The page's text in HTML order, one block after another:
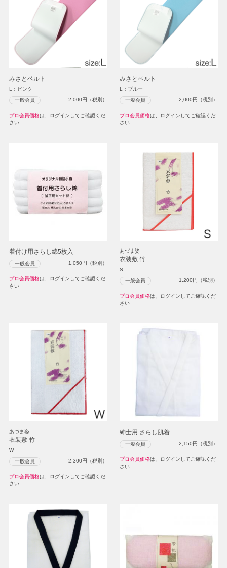
みさとベルト
L：ピンク
一般会員 2,000円（税別）
プロ会員価格は、ログインしてご確認くだ
さい
みさとベルト
L：ブルー
一般会員 2,000円（税別）
プロ会員価格は、ログインしてご確認くだ
さい
着付け用さらし綿5枚入
一般会員 1,050円（税別）
プロ会員価格は、ログインしてご確認くだ
さい
あづま姿
衣装敷 竹
S
一般会員 1,200円（税別）
プロ会員価格は、ログインしてご確認くだ
さい
あづま姿
衣装敷 竹
W
一般会員 2,300円（税別）
プロ会員価格は、ログインしてご確認くだ
さい
紳士用 さらし肌着
一般会員 2,150円（税別）
プロ会員価格は、ログインしてご確認くだ
さい